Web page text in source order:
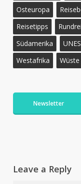
Osteuropa
Reisetipps
Südamerika
Westafrika
Wüste
Newsletter
Leave a Reply